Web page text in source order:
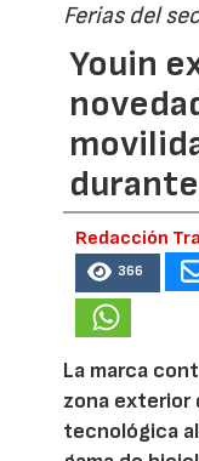
Ferias del
Youin
Redacción
366
La marca
zona exterior
tecnológica